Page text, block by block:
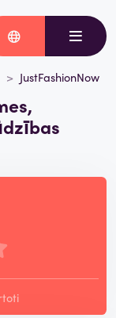
JustFashionNow